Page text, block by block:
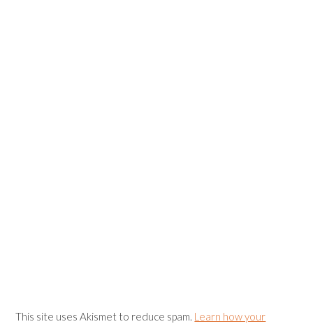
This site uses Akismet to reduce spam. Learn how your